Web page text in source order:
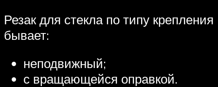
Резак для стекла по типу крепления
бывает:
неподвижный;
с вращающейся оправкой.